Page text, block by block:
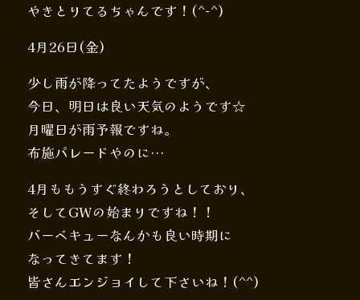
やきとりてるちゃんです！(^-^)
4月26日(金)
少し雨が降ってたようですが、
今日、明日は良い天気のようです☆
月曜日が雨予報ですね。
布施パレードやのに…
4月ももうすぐ終わろうとしており、
そしてGWの始まりですね！！
バーベキューなんかも良い時期に
なってきてます！
皆さんエンジョイして下さいね！(^^)